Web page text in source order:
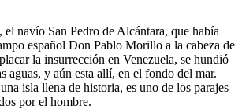
navío San Pedro de Alcántara, que había
español Don Pablo Morillo a la cabeza de
la insurrección en Venezuela, se hundió
aguas, y aún esta allí, en el fondo del mar.
isla llena de historia, es uno de los parajes
por el hombre.